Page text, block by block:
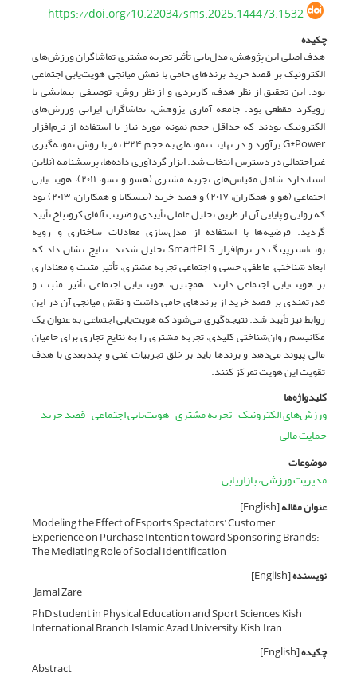
https://doi.org/10.22034/sms.2025.144473.1532
چکیده
هدف اصلی این پژوهش، مدل‌یابی تأثیر تجربه مشتری تماشاگران ورزش‌های
الکترونیک بر قصد خرید برندهای حامی با نقش میانجی هویت‌یابی اجتماعی
بود. این تحقیق از نظر هدف، کاربردی و از نظر روش، توصیفی-پیمایشی با
رویکرد مقطعی بود. جامعه آماری پژوهش، تماشاگران ایرانی ورزش‌های
الکترونیک بودند که حداقل حجم نمونه مورد نیاز با استفاده از نرم‌افزار
G*Power برآورد و در نهایت نمونه‌ای به حجم ۳۲۴ نفر با روش نمونه‌گیری
غیراحتمالی در دسترس انتخاب شد. ابزار گردآوری داده‌ها، پرسشنامه آنلاین
استاندارد شامل مقیاس‌های تجربه مشتری (هسو و تسو، ۲۰۱۱)، هویت‌یابی
اجتماعی (هو و همکاران، ۲۰۱۷) و قصد خرید (بیسکایا و همکاران، ۲۰۱۳) بود
که روایی و پایایی آن از طریق تحلیل عاملی تأییدی و ضریب آلفای کرونباخ تأیید
گردید. فرضیه‌ها با استفاده از مدل‌سازی معادلات ساختاری و رویه
بوت‌استرپینگ در نرم‌افزار SmartPLS تحلیل شدند. نتایج نشان داد که
ابعاد شناختی، عاطفی، حسی و اجتماعی تجربه مشتری، تأثیر مثبت و معناداری
بر هویت‌یابی اجتماعی دارند. همچنین، هویت‌یابی اجتماعی تأثیر مثبت و
قدرتمندی بر قصد خرید از برندهای حامی داشت و نقش میانجی آن در این
روابط نیز تأیید شد. نتیجه‌گیری می‌شود که هویت‌یابی اجتماعی به عنوان یک
مکانیسم روان‌شناختی کلیدی، تجربه مشتری را به نتایج تجاری برای حامیان
مالی پیوند می‌دهد و برندها باید بر خلق تجربیات غنی و چندبعدی با هدف
تقویت این هویت تمرکز کنند.
کلیدواژه‌ها
ورزش‌های الکترونیک تجربه مشتری هویت‌یابی اجتماعی قصد خرید
حمایت مالی
موضوعات
مدیریت ورزشی، بازاریابی
عنوان مقاله[English]
Modeling the Effect of Esports Spectators' Customer
Experience on Purchase Intention toward Sponsoring Brands:
The Mediating Role of Social Identification
نویسنده[English]
Jamal Zare
PhD student in Physical Education and Sport Sciences, Kish
International Branch, Islamic Azad University, Kish, Iran
چکیده[English]
Abstract